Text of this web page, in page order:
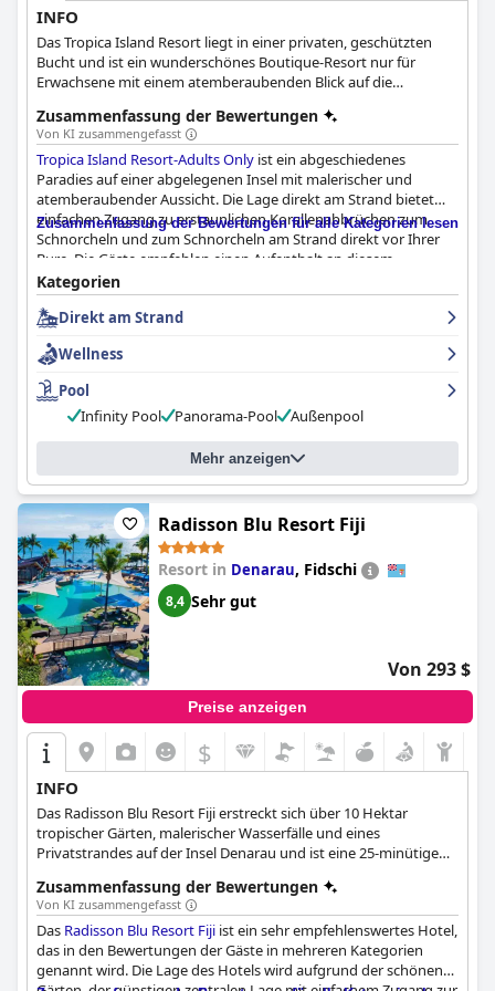
INFO
Das Tropica Island Resort liegt in einer privaten, geschützten
Bucht und ist ein wunderschönes Boutique-Resort nur für
Erwachsene mit einem atemberaubenden Blick auf die
perfekte Wahl für einen romantischen Kurzurlaub.
Zusammenfassung der Bewertungen
Von KI zusammengefasst
Tropica Island Resort-Adults Only ist ein abgeschiedenes
Paradies auf einer abgelegenen Insel mit malerischer und
atemberaubender Aussicht. Die Lage direkt am Strand bietet
einfachen Zugang zu erstaunlichen Korallenabbrüchen zum
Schnorcheln und zum Schnorcheln am Strand direkt vor Ihrer
Bure. Die Gäste empfehlen einen Aufenthalt an diesem
wunderschönen Ort, um ihre Flitterwochen zu verbringen oder
einfach nur zu entspannen und das Meer zu genießen. Das
Frühstücksangebot des Hotels ist ausgezeichnet und bietet eine
gute Auswahl an Speisen, die im Allgemeinen sehr schmackhaft
sind und gut präsentiert werden. Das Abendessen ist
abwechslungsreich, aber der fidschianische Einfluss auf die
Speisekarte ist besonders bemerkenswert, und der "Taste of
Fiji"-Abend freitags verleiht dem Essen eine authentische Note.
Die Zimmer sind außergewöhnlich sauber und komfortabel und
werden von einigen Gästen sogar als perfekt beschrieben. Das
Personal ist unschlagbar in seinem außergewöhnlichen Service,
der auf freundliche und professionelle Weise geleistet wird. Der
Pool ist das ultimative Entspannungsziel mit wunderschönen
Sonnenuntergängen, die man beim Genießen des Infinity-
Außenpools erleben kann. Die Lage direkt am Strand mit Blick
auf das Meer ist einfach atemberaubend und ein Muss für jeden
Meeresliebhaber.
Zusammenfassung der Bewertungen für alle Kategorien lesen
Kategorien
Direkt am Strand
Wellness
Pool
Infinity Pool
Panorama-Pool Außenpool
Mehr anzeigen
Radisson Blu Resort Fiji
Resort in Denarau, Fidschi
8,4 Sehr gut
Von 293 $
Preise anzeigen
$
INFO
Das Radisson Blu Resort Fiji erstreckt sich über 10 Hektar
tropischer Gärten, malerischer Wasserfälle und eines
Privatstrandes auf der Insel Denarau und ist eine 25-minütige
verfügt über mehrere klimatisierte Schwimmbäder im
Lagunenstil, einen 18-Loch-Golfplatz und eine Vielzahl von
Restaurants, darunter 2 Spezialitätenrestaurants.
Zusammenfassung der Bewertungen
Von KI zusammengefasst
Das Radisson Blu Resort Fiji ist ein sehr empfehlenswertes Hotel,
das in den Bewertungen der Gäste in mehreren Kategorien
genannt wird. Die Lage des Hotels wird aufgrund der schönen